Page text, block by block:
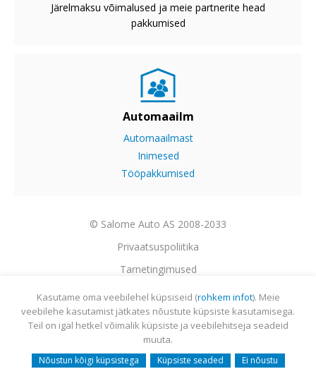
Järelmaksu võimalused ja meie partnerite head
pakkumised
Automaailm
Automaailmast
Inimesed
Tööpakkumised
© Salome Auto AS 2008-2033
Privaatsuspoliitika
Tarnetingimused
Garantii
Utiliseerimine
Sisukaart
Webmail
Kasutame oma veebilehel küpsiseid (rohkem infot). Meie
veebilehe kasutamist jätkates nõustute küpsiste kasutamisega.
Teil on igal hetkel võimalik küpsiste ja veebilehitseja seadeid
muuta.
Nõustun kõigi küpsistega Küpsiste seaded Ei nõustu